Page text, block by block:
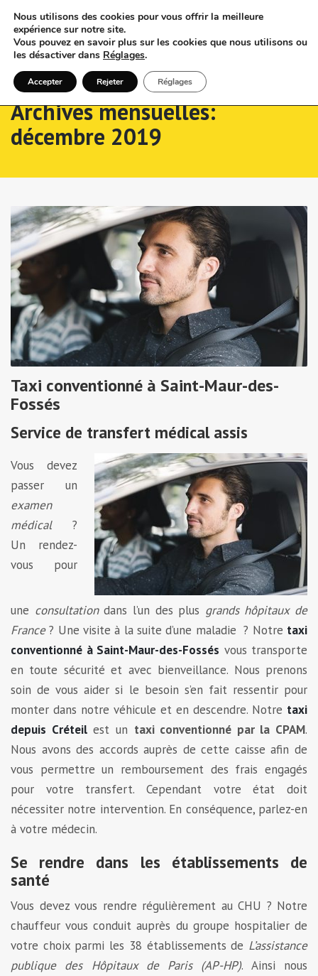
Archives mensuelles:
décembre 2019
Taxi conventionné à Saint-Maur-des-
Fossés
Service de transfert médical assis
Vous devez
passer un
examen
médical?
Un rendez-
vous pour
une consultationdans l’un des plus grands hôpitaux de
France? Une visite à la suite d’une maladie ? Notre taxi
conventionné à Saint-Maur-des-Fossés vous transporte
en toute sécurité et avec bienveillance. Nous prenons
soin de vous aider si le besoin s’en fait ressentir pour
monter dans notre véhicule et en descendre. Notre taxi
depuis Créteilest un taxi conventionné par la CPAM.
Nous avons des accords auprès de cette caisse afin de
vous permettre un remboursement des frais engagés
pour votre transfert. Cependant votre état doit
nécessiter notre intervention. En conséquence, parlez-en
à votre médecin.
Se rendre dans les établissements de
santé
Vous devez vous rendre régulièrement au CHU ? Notre
chauffeur vous conduit auprès du groupe hospitalier de
votre choix parmi les 38 établissements de L’assistance
publique des Hôpitaux de Paris (AP-HP). Ainsi nous
Nous utilisons des cookies pour vous offrir la meilleure
expérience sur notre site.
Vous pouvez en savoir plus sur les cookies que nous utilisons ou
les désactiver dans Réglages.
Accepter Rejeter Réglages